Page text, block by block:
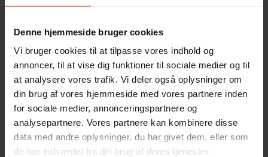
Denne hjemmeside bruger cookies
Vi bruger cookies til at tilpasse vores indhold og
annoncer, til at vise dig funktioner til sociale medier og til
at analysere vores trafik. Vi deler også oplysninger om
din brug af vores hjemmeside med vores partnere inden
for sociale medier, annonceringspartnere og
analysepartnere. Vores partnere kan kombinere disse
data med andre oplysninger, du har givet dem, eller som
de har indsamlet fra din brug af deres tjenester.